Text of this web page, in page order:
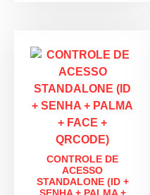
CONTROLE DE
ACESSO
STANDALONE (ID +
SENHA + PALMA +